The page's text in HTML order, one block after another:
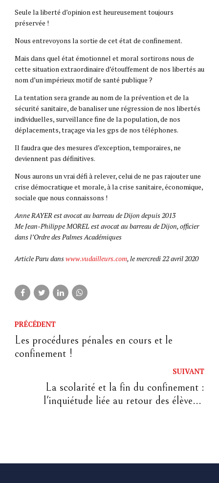
Seule la liberté d’opinion est heureusement toujours
préservée !
Nous entrevoyons la sortie de cet état de confinement.
Mais dans quel état émotionnel et moral sortirons nous de
cette situation extraordinaire d’étouffement de nos libertés au
nom d’un impérieux motif de santé publique ?
La tentation sera grande au nom de la prévention et de la
sécurité sanitaire, de banaliser une régression de nos libertés
individuelles, surveillance fine de la population, de nos
déplacements, traçage via les gps de nos téléphones.
Il faudra que des mesures d’exception, temporaires, ne
deviennent pas définitives.
Nous aurons un vrai défi à relever, celui de ne pas rajouter une
crise démocratique et morale, à la crise sanitaire, économique,
sociale que nous connaissons !
Anne RAYER est avocat au barreau de Dijon depuis 2013
Me Jean-Philippe MOREL est avocat au barreau de Dijon, officier
dans l’Ordre des Palmes Académiques
Article Paru danswww.vudailleurs.com, le mercredi 22 avril 2020
PRÉCÉDENT
Les procédures pénales en cours et le
confinement !
SUIVANT
La scolarité et la fin du confinement :
l'inquiétude liée au retour des élèves à